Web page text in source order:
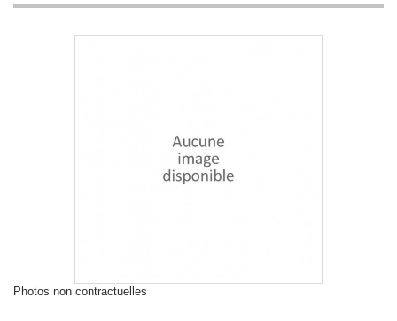
Photos non contractuelles